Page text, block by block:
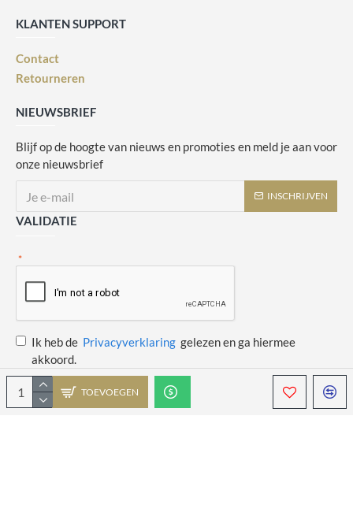
TOEVOEGEN
KLANTEN SUPPORT
Contact
Retourneren
NIEUWSBRIEF
Blijf op de hoogte van nieuws en promoties en meld je aan voor
onze nieuwsbrief
INSCHRIJVEN
VALIDATIE
Ik heb de Privacyverklaring gelezen en ga hiermee
akkoord.